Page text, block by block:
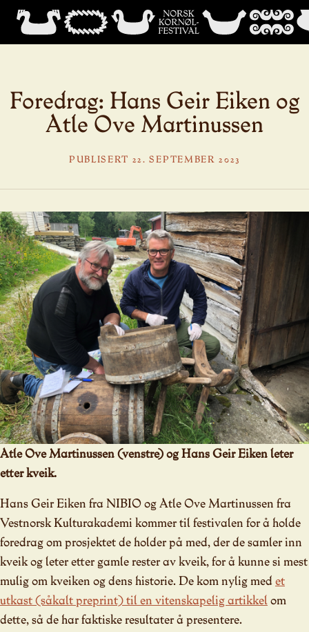
Foredrag: Hans Geir Eiken og
Atle Ove Martinussen
PUBLISERT 22. SEPTEMBER 2023
Atle Ove Martinussen (venstre) og Hans Geir Eiken leter
etter kveik.
Hans Geir Eiken fra NIBIO og Atle Ove Martinussen fra
Vestnorsk Kulturakademi kommer til festivalen for å holde
foredrag om prosjektet de holder på med, der de samler inn
kveik og leter etter gamle rester av kveik, for å kunne si mest
mulig om kveiken og dens historie. De kom nylig medet
utkast (såkalt preprint) til en vitenskapelig artikkelom
dette, så de har faktiske resultater å presentere.